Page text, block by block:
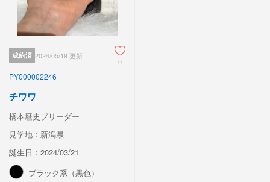
成約済 2024/05/19 更新
0
PY000002246
チワワ
橋本麿史ブリーダー
見学地：新潟県
誕生日：2024/03/21
ブラック系（黒色）